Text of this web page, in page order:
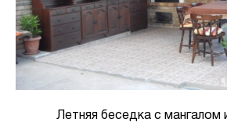
Летняя беседка с мангалом